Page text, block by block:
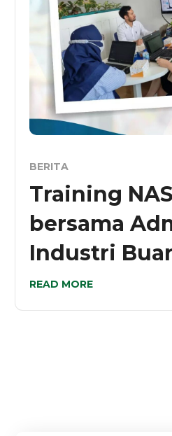
BERITA
Training
bersama
Industri
READ MORE